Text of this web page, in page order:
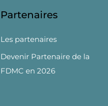
Partenaires
Les partenaires
Devenir Partenaire de la
FDMC en 2026